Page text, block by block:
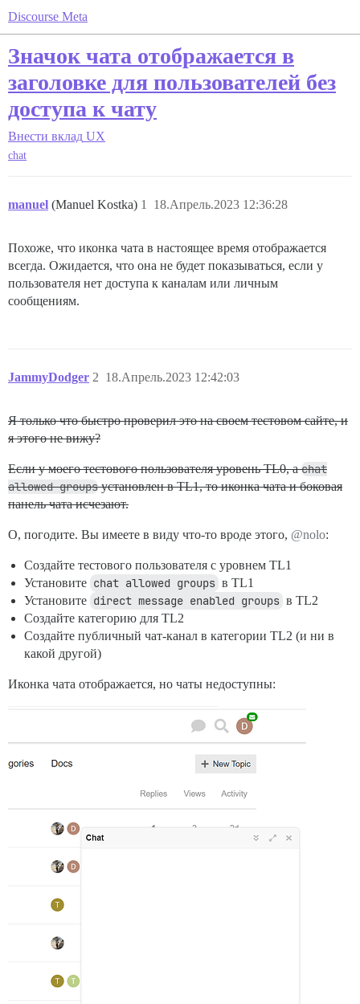
Discourse Meta
Значок чата отображается в
заголовке для пользователей без
доступа к чату
Внести вклад UX
chat
manuel (Manuel Kostka) 18.Апрель.2023 12:36:28
1
Похоже, что иконка чата в настоящее время отображается
всегда. Ожидается, что она не будет показываться, если у
пользователя нет доступа к каналам или личным
сообщениям.
JammyDodger 18.Апрель.2023 12:42:03
2
Я только что быстро проверил это на своем тестовом сайте, и
я этого не вижу?
Если у моего тестового пользователя уровень TL0, аchat
allowed groupsустановлен в TL1, то иконка чата и боковая
панель чата исчезают.
О, погодите. Вы имеете в виду что-то вроде этого, @nolo:
Создайте тестового пользователя с уровнем TL1
Установите chat allowed groups в TL1
Установите direct message enabled groups в TL2
Создайте категорию для TL2
Создайте публичный чат-канал в категории TL2 (и ни в
какой другой)
Иконка чата отображается, но чаты недоступны: